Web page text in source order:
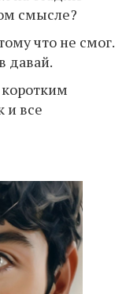
смысле?
что не смог.
давай.
и все